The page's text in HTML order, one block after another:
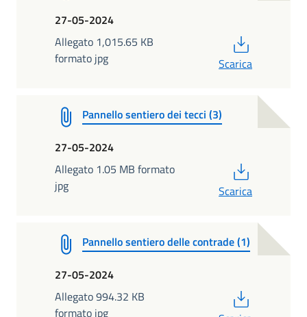
27-05-2024
Allegato 1,015.65 KB
formato jpg
Scarica
Pannello sentiero dei tecci (3)
27-05-2024
Allegato 1.05 MB formato
jpg
Scarica
Pannello sentiero delle contrade (1)
27-05-2024
Allegato 994.32 KB
formato jpg